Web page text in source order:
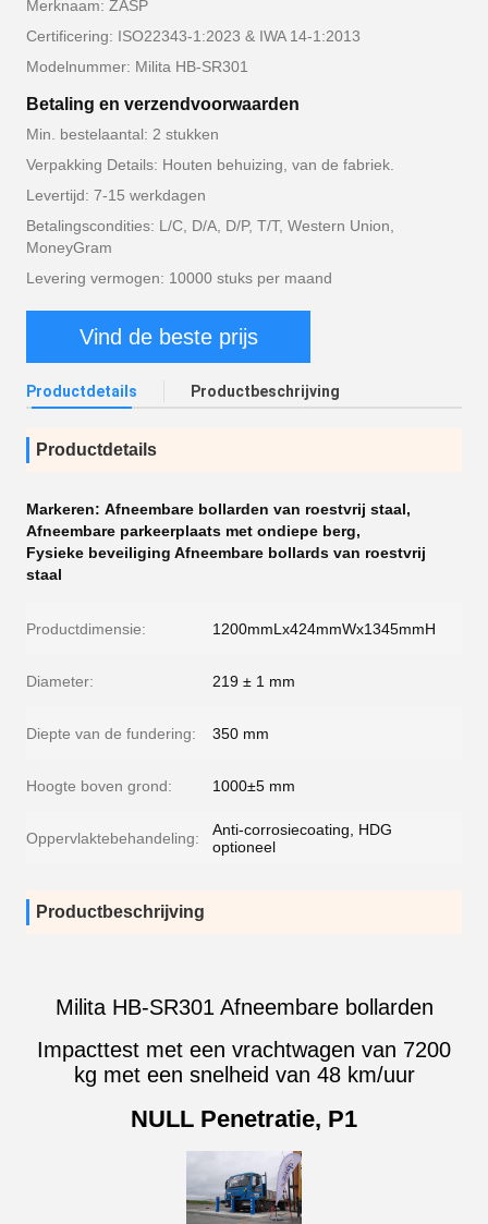
Merknaam: ZASP
Certificering: ISO22343-1:2023 & IWA 14-1:2013
Modelnummer: Milita HB-SR301
Betaling en verzendvoorwaarden
Min. bestelaantal: 2 stukken
Verpakking Details: Houten behuizing, van de fabriek.
Levertijd: 7-15 werkdagen
Betalingscondities: L/C, D/A, D/P, T/T, Western Union,
MoneyGram
Levering vermogen: 10000 stuks per maand
Vind de beste prijs
Productdetails Productbeschrijving
Productdetails
Markeren: Afneembare bollarden van roestvrij staal,
Afneembare parkeerplaats met ondiepe berg,
Fysieke beveiliging Afneembare bollards van roestvrij
staal
Productdimensie: 1200mmLx424mmWx1345mmH
Diameter: 219 ± 1 mm
Diepte van de fundering: 350 mm
Hoogte boven grond: 1000±5 mm
Oppervlaktebehandeling:
Anti-corrosiecoating, HDG
optioneel
Productbeschrijving
Milita HB-SR301 Afneembare bollarden
Impacttest met een vrachtwagen van 7200
kg met een snelheid van 48 km/uur
NULL Penetratie, P1